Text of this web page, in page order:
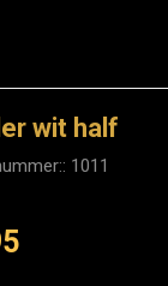
wit half
1011